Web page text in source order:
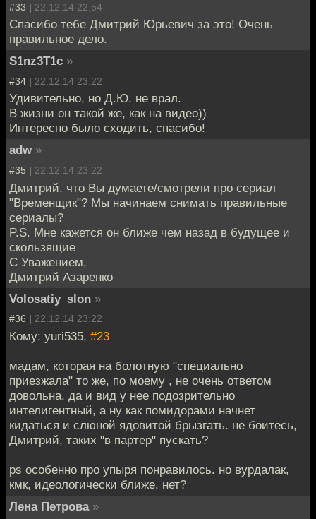
#33 | 22.12.14 22:54
Спасибо тебе Дмитрий Юрьевич за это! Очень
правильное дело.
S1nz3T1c »
#34 | 22.12.14 23:22
Удивительно, но Д.Ю. не врал.
В жизни он такой же, как на видео))
Интересно было сходить, спасибо!
adw »
#35 | 22.12.14 23:22
Дмитрий, что Вы думаете/смотрели про сериал
"Временщик"? Мы начинаем снимать правильные
сериалы?
P.S. Мне кажется он ближе чем назад в будущее и
скользящие
С Уважением,
Дмитрий Азаренко
Volosatiy_slon »
#36 | 22.12.14 23:22
Кому: yuri535, #23
мадам, которая на болотную "специально
приезжала" то же, по моему , не очень ответом
довольна. да и вид у нее подозрительно
интелигентный, а ну как помидорами начнет
кидаться и слюной ядовитой брызгать. не боитесь,
Дмитрий, таких "в партер" пускать?
ps особенно про упыря понравилось. но вурдалак,
кмк, идеологически ближе. нет?
Лена Петрова »